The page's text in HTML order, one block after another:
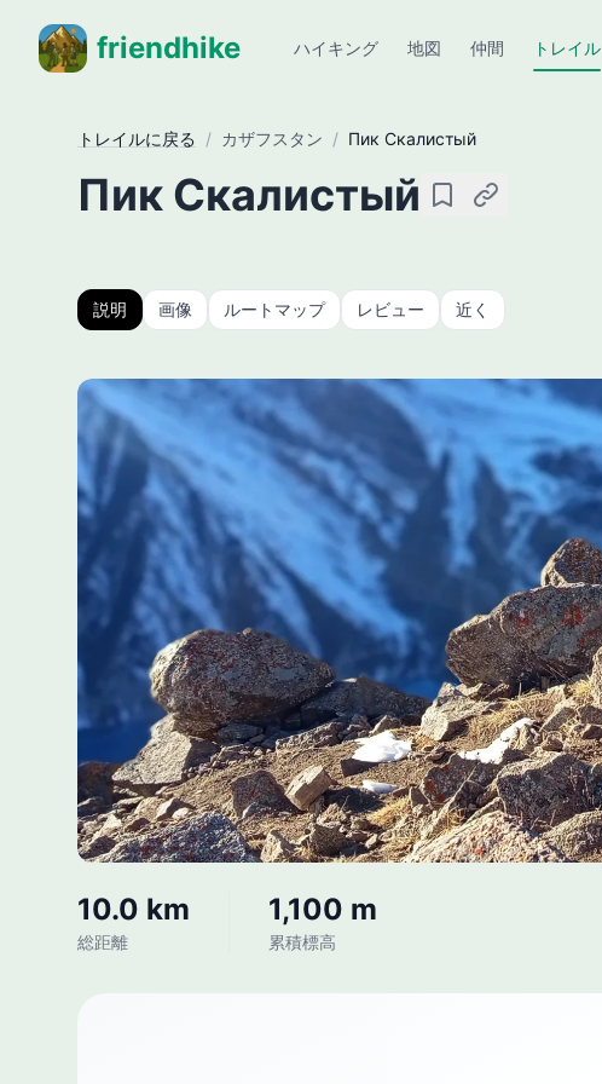
friendhike ハイキング 地図 仲間 トレイル
トレイルに戻る / カザフスタン / Пик Скалистый
Пик Скалистый 保存 リンクをコピー
説明 画像 ルートマップ レビュー 近く
10.0 km
総距離
1,100 m
累積標高